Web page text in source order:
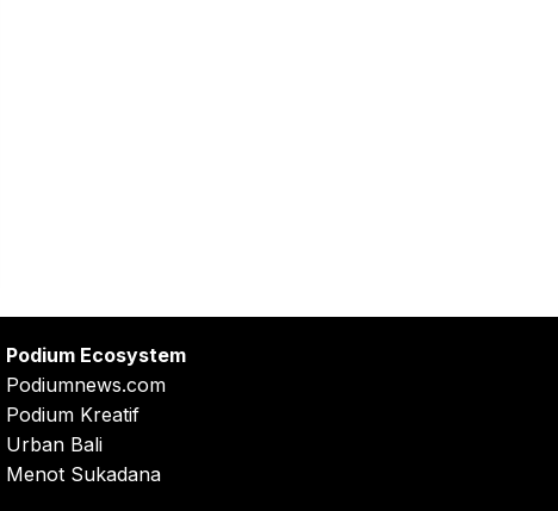
Podium Ecosystem
Podiumnews.com
Podium Kreatif
Urban Bali
Menot Sukadana